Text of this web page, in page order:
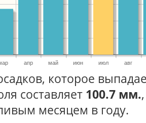
апр май июн июл авг
которое
составляет 100.7 мм.
месяцем в году.